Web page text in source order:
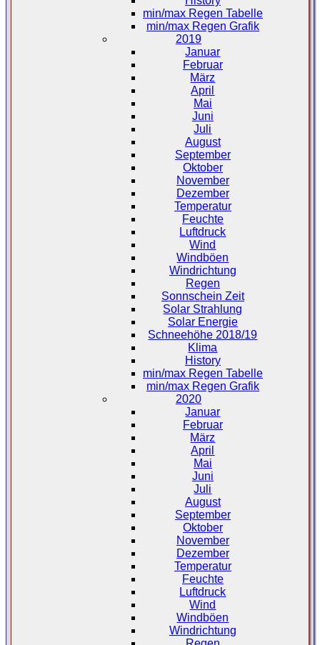
min/max Regen Tabelle
min/max Regen Grafik
2019
Januar
Februar
März
April
Mai
Juni
Juli
August
September
Oktober
November
Dezember
Temperatur
Feuchte
Luftdruck
Wind
Windböen
Windrichtung
Regen
Sonnschein Zeit
Solar Strahlung
Solar Energie
Schneehöhe 2018/19
Klima
History
min/max Regen Tabelle
min/max Regen Grafik
2020
Januar
Februar
März
April
Mai
Juni
Juli
August
September
Oktober
November
Dezember
Temperatur
Feuchte
Luftdruck
Wind
Windböen
Windrichtung